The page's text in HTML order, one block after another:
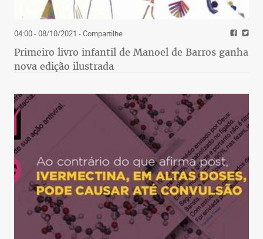
04:00 - 08/10/2021 - Compartilhe
Primeiro livro infantil de Manoel de Barros ganha
nova edição ilustrada